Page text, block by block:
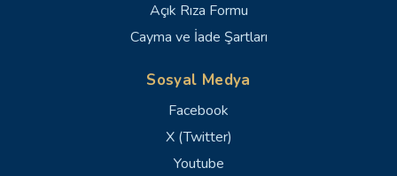
Açık Rıza Formu
Cayma ve İade Şartları
Sosyal Medya
Facebook
X (Twitter)
Youtube